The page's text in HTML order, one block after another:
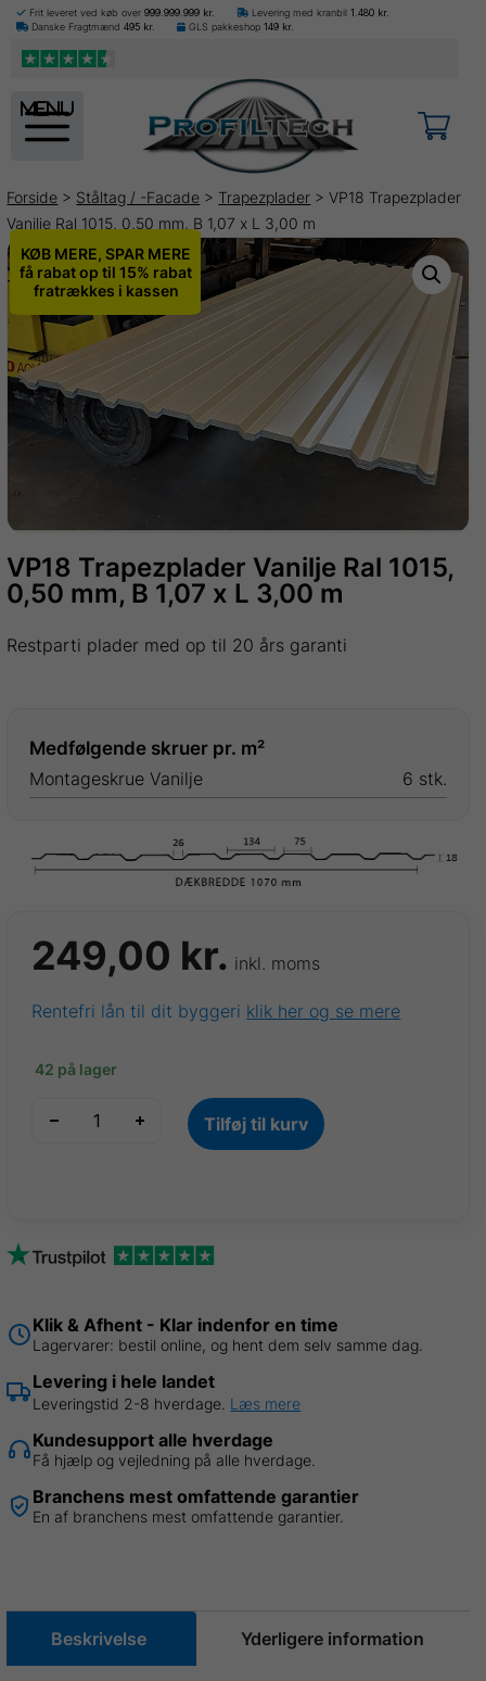
Frit leveret ved køb over 999.999.999 kr. Levering med kranbil 1.480 kr.
Danske Fragtmænd 495 kr. GLS pakkeshop 149 kr.
menu
Forside > Ståltag / -Facade > Trapezplader > VP18 Trapezplader
Vanilje Ral 1015, 0,50 mm, B 1,07 x L 3,00 m
KØB MERE, SPAR MERE
få rabat op til 15% rabat
fratrækkes i kassen
VP18 Trapezplader Vanilje Ral 1015,
0,50 mm, B 1,07 x L 3,00 m
Restparti plader med op til 20 års garanti
249,00 kr. inkl. moms
Rentefri lån til dit byggeri klik her og se mere
42 på lager
mm,
1,07
x
L
3,00
antal
Tilføj til kurv
Klik & Afhent - Klar indenfor en time
Lagervarer: bestil online, og hent dem selv samme dag.
Levering i hele landet
Leveringstid 2-8 hverdage. Læs mere
Kundesupport alle hverdage
Få hjælp og vejledning på alle hverdage.
Branchens mest omfattende garantier
En af branchens mest omfattende garantier.
Medfølgende skruer pr. m²
Montageskrue Vanilje
6 stk.
Beskrivelse Yderligere information